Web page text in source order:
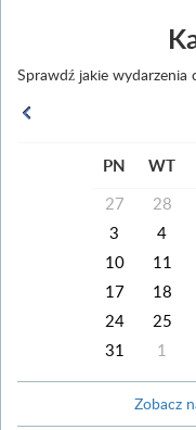
Sprawdź jakie wydarzenia
PN WT
27 28
3
4
10 11
17
18
24
25
31
1
Zobacz